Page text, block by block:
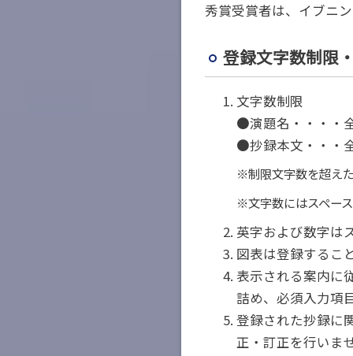
秀賞受賞者は、イブニ
登録文字数制限
文字数制限
●演題名・・・・
●抄録本文・・・
※制限文字数を超え
※文字数にはスペー
英字および数字は
図表は登録するこ
表示される案内に
詰め、必須入力項
登録された抄録に
正・訂正を行いま